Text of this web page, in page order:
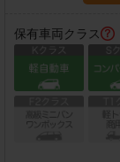
保有車両クラス